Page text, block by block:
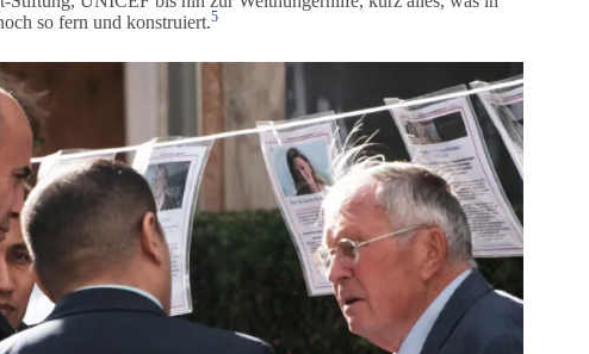
so fern und konstruiert.5